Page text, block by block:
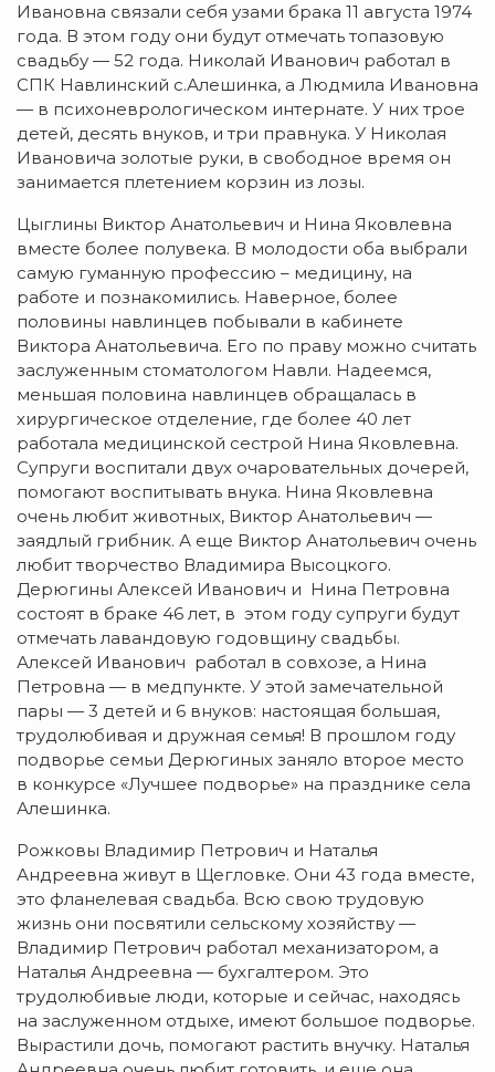
Ивановна связали себя узами брака 11 августа 1974
года. В этом году они будут отмечать топазовую
свадьбу — 52 года. Николай Иванович работал в
СПК Навлинский с.Алешинка, а Людмила Ивановна
— в психоневрологическом интернате. У них трое
детей, десять внуков, и три правнука. У Николая
Ивановича золотые руки, в свободное время он
занимается плетением корзин из лозы.
Цыглины Виктор Анатольевич и Нина Яковлевна
вместе более полувека. В молодости оба выбрали
самую гуманную профессию – медицину, на
работе и познакомились. Наверное, более
половины навлинцев побывали в кабинете
Виктора Анатольевича. Его по праву можно считать
заслуженным стоматологом Навли. Надеемся,
меньшая половина навлинцев обращалась в
хирургическое отделение, где более 40 лет
работала медицинской сестрой Нина Яковлевна.
Супруги воспитали двух очаровательных дочерей,
помогают воспитывать внука. Нина Яковлевна
очень любит животных, Виктор Анатольевич —
заядлый грибник. А еще Виктор Анатольевич очень
любит творчество Владимира Высоцкого.
Дерюгины Алексей Иванович и Нина Петровна
состоят в браке 46 лет, в этом году супруги будут
отмечать лавандовую годовщину свадьбы.
Алексей Иванович работал в совхозе, а Нина
Петровна — в медпункте. У этой замечательной
пары — 3 детей и 6 внуков: настоящая большая,
трудолюбивая и дружная семья! В прошлом году
подворье семьи Дерюгиных заняло второе место
в конкурсе «Лучшее подворье» на празднике села
Алешинка.
Рожковы Владимир Петрович и Наталья
Андреевна живут в Щегловке. Они 43 года вместе,
это фланелевая свадьба. Всю свою трудовую
жизнь они посвятили сельскому хозяйству —
Владимир Петрович работал механизатором, а
Наталья Андреевна — бухгалтером. Это
трудолюбивые люди, которые и сейчас, находясь
на заслуженном отдыхе, имеют большое подворье.
Вырастили дочь, помогают растить внучку. Наталья